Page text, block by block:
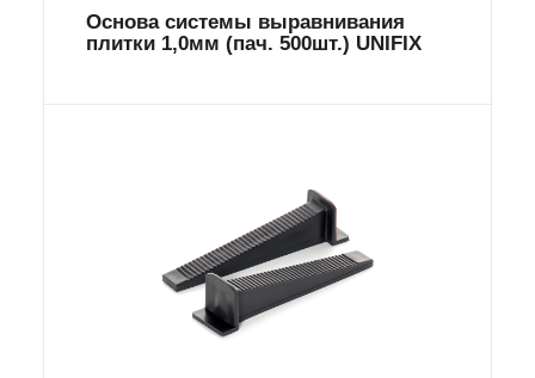
Основа системы выравнивания
плитки 1,0мм (пач. 500шт.) UNIFIX